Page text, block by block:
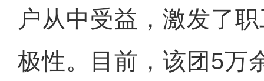
户从中受益，激发了
极性。目前，该团5万